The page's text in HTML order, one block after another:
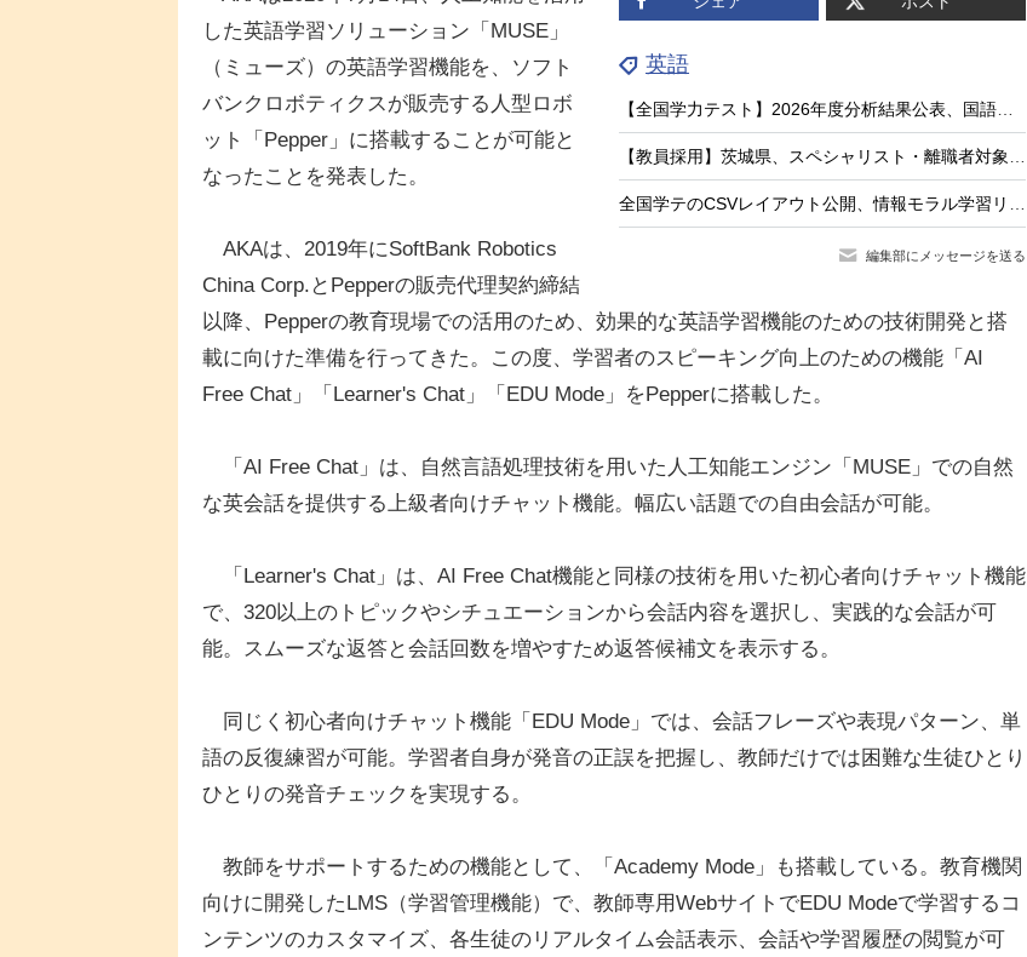
英語
【全国学力テスト】2026年度分析結果公表、国語・英語に共通の弱点は「根拠を示す力」
【教員採用】茨城県、スペシャリスト・離職者対象の特別選考…出願8/21まで
全国学テのCSVレイアウト公開、情報モラル学習リンク集…教育業界ニュースまとめ読み
編集部にメッセージを送る
した英語学習ソリューション「MUSE」
（ミューズ）の英語学習機能を、ソフト
バンクロボティクスが販売する人型ロボ
ット「Pepper」に搭載することが可能と
なったことを発表した。
AKAは、2019年にSoftBank Robotics
China Corp.とPepperの販売代理契約締結
以降、Pepperの教育現場での活用のため、効果的な英語学習機能のための技術開発と搭
載に向けた準備を行ってきた。この度、学習者のスピーキング向上のための機能「AI
Free Chat」「Learner's Chat」「EDU Mode」をPepperに搭載した。
「AI Free Chat」は、自然言語処理技術を用いた人工知能エンジン「MUSE」での自然
な英会話を提供する上級者向けチャット機能。幅広い話題での自由会話が可能。
「Learner's Chat」は、AI Free Chat機能と同様の技術を用いた初心者向けチャット機能
で、320以上のトピックやシチュエーションから会話内容を選択し、実践的な会話が可
能。スムーズな返答と会話回数を増やすため返答候補文を表示する。
同じく初心者向けチャット機能「EDU Mode」では、会話フレーズや表現パターン、単
語の反復練習が可能。学習者自身が発音の正誤を把握し、教師だけでは困難な生徒ひとり
ひとりの発音チェックを実現する。
教師をサポートするための機能として、「Academy Mode」も搭載している。教育機関
向けに開発したLMS（学習管理機能）で、教師専用WebサイトでEDU Modeで学習するコ
ンテンツのカスタマイズ、各生徒のリアルタイム会話表示、会話や学習履歴の閲覧が可